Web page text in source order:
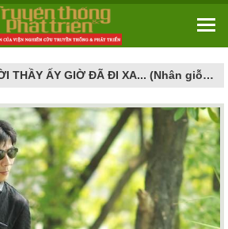
NGƯỜI THẦY ẤY GIỜ ĐÃ ĐI XA... (Nhân giỗ đầu GS.TS. Nguyễn Đình Tấn - 16/6/2026 tức ngày 02.5 âm lịch)